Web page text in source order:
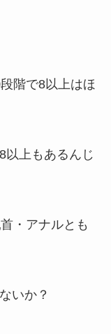
階で8以上はほ
以上もあるんじ
・アナルとも
いか？